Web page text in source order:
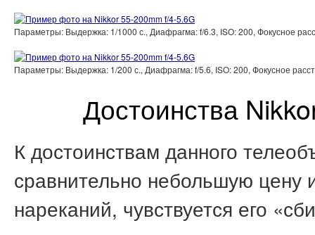
Параметры: Выдержка: 1/1000 с., Диафрагма: f/6.3, ISO: 200, Фокусное
Параметры: Выдержка: 1/200 с., Диафрагма: f/5.6, ISO: 200, Фокусное
Достоинства
К достоинствам данного
сравнительно небольшую цену
нареканий, чувствуется его